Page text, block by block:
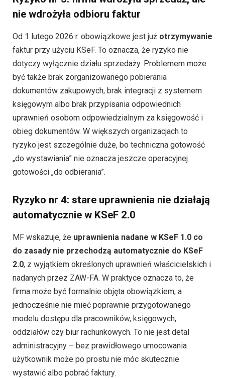
nie wdrożyła odbioru faktur
Od 1 lutego 2026 r. obowiązkowe jest już otrzymywanie
faktur przy użyciu KSeF. To oznacza, że ryzyko nie
dotyczy wyłącznie działu sprzedaży. Problemem może
być także brak zorganizowanego pobierania
dokumentów zakupowych, brak integracji z systemem
księgowym albo brak przypisania odpowiednich
uprawnień osobom odpowiedzialnym za księgowość i
obieg dokumentów. W większych organizacjach to
ryzyko jest szczególnie duże, bo techniczna gotowość
„do wystawiania” nie oznacza jeszcze operacyjnej
gotowości „do odbierania”.
Ryzyko nr 4: stare uprawnienia nie działają
automatycznie w KSeF 2.0
MF wskazuje, że uprawnienia nadane w KSeF 1.0 co
do zasady nie przechodzą automatycznie do KSeF
2.0, z wyjątkiem określonych uprawnień właścicielskich i
nadanych przez ZAW-FA. W praktyce oznacza to, że
firma może być formalnie objęta obowiązkiem, a
jednocześnie nie mieć poprawnie przygotowanego
modelu dostępu dla pracowników, księgowych,
oddziałów czy biur rachunkowych. To nie jest detal
administracyjny – bez prawidłowego umocowania
użytkownik może po prostu nie móc skutecznie
wystawić albo pobrać faktury.